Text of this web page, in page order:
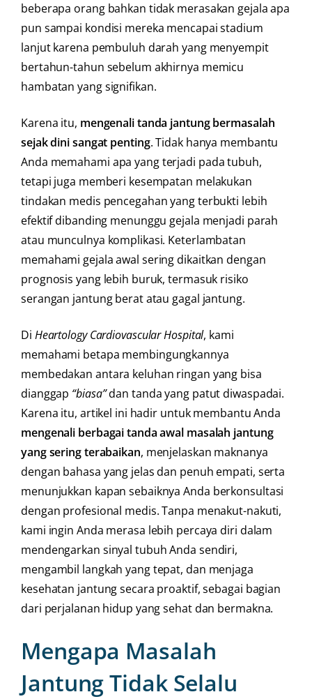
beberapa orang bahkan tidak merasakan gejala apa
pun sampai kondisi mereka mencapai stadium
lanjut karena pembuluh darah yang menyempit
bertahun-tahun sebelum akhirnya memicu
hambatan yang signifikan.
Karena itu, mengenali tanda jantung bermasalah
sejak dini sangat penting. Tidak hanya membantu
Anda memahami apa yang terjadi pada tubuh,
tetapi juga memberi kesempatan melakukan
tindakan medis pencegahan yang terbukti lebih
efektif dibanding menunggu gejala menjadi parah
atau munculnya komplikasi. Keterlambatan
memahami gejala awal sering dikaitkan dengan
prognosis yang lebih buruk, termasuk risiko
serangan jantung berat atau gagal jantung.
Di Heartology Cardiovascular Hospital, kami
memahami betapa membingungkannya
membedakan antara keluhan ringan yang bisa
dianggap “biasa”dan tanda yang patut diwaspadai.
Karena itu, artikel ini hadir untuk membantu Anda
mengenali berbagai tanda awal masalah jantung
yang sering terabaikan, menjelaskan maknanya
dengan bahasa yang jelas dan penuh empati, serta
menunjukkan kapan sebaiknya Anda berkonsultasi
dengan profesional medis. Tanpa menakut-nakuti,
kami ingin Anda merasa lebih percaya diri dalam
mendengarkan sinyal tubuh Anda sendiri,
mengambil langkah yang tepat, dan menjaga
kesehatan jantung secara proaktif, sebagai bagian
dari perjalanan hidup yang sehat dan bermakna.
Mengapa Masalah
Jantung Tidak Selalu